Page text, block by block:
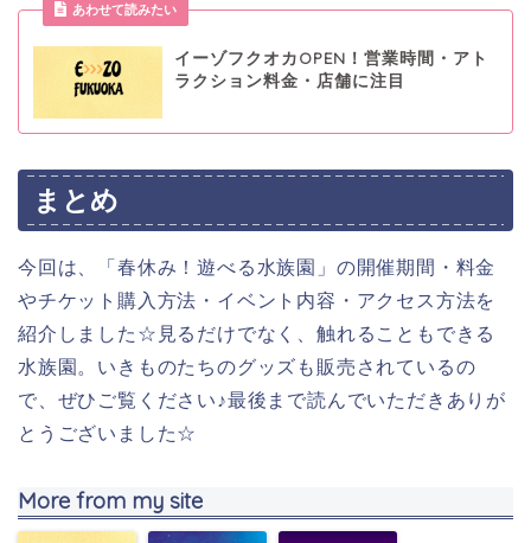
あわせて読みたい
イーゾフクオカOPEN！営業時間・アト
ラクション料金・店舗に注目
まとめ
今回は、「春休み！遊べる水族園」の開催期間・料金
やチケット購入方法・イベント内容・アクセス方法を
紹介しました☆見るだけでなく、触れることもできる
水族園。いきものたちのグッズも販売されているの
で、ぜひご覧ください♪最後まで読んでいただきありが
とうございました☆
More from my site